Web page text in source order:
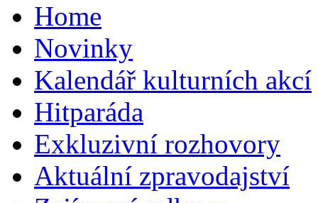
Home
Novinky
Kalendář kulturních akcí
Hitparáda
Exkluzivní rozhovory
Aktuální zpravodajství